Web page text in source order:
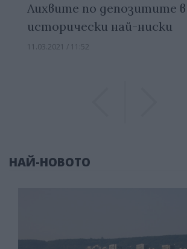
Лихвите по депозитите
исторически най-ниски
11.03.2021 / 11:52
НАЙ-НОВОТО